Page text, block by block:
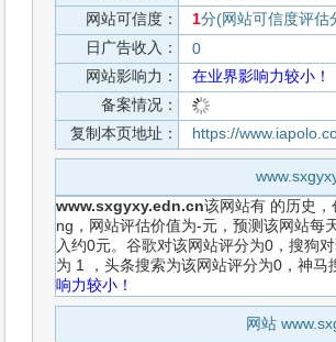
网站可信度：
1分(网站可信度评估
日广告收入：
0
网站影响力：
在业界影响力较小！
备案情况：
复制本页地址：
https://
www.sxgyxy.edn.cn该网站有 的历史，
ng，网站评估价值为-元，预测该网站每
入约0元。谷歌对该网站评分为0，搜狗
为 1 ，头条搜索为该网站评分为0，神
响力较小！
网站